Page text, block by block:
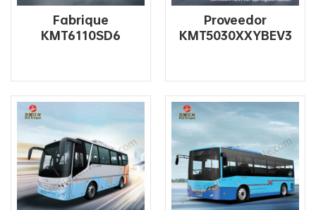
Fabrique
KMT6110SD6
secundario de 56
asientos a la venta
LEE MAS
Proveedor
KMT5030XXYBEV3
logística puramente
eléctrico
LEE MAS